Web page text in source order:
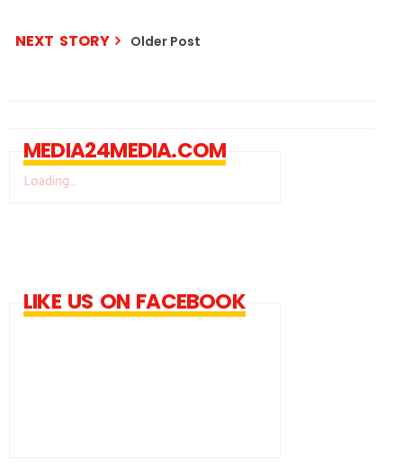
NEXT STORY Older Post
MEDIA24MEDIA.COM
Loading...
LIKE US ON FACEBOOK